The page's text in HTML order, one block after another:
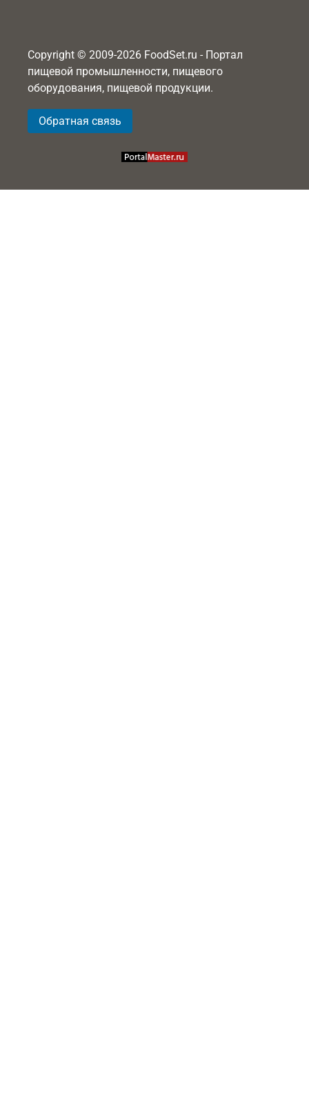
Copyright © 2009-2026 FoodSet.ru - Портал
пищевой промышленности, пищевого
оборудования, пищевой продукции.
Обратная связь